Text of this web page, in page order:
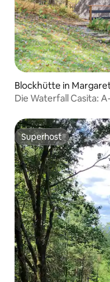
Blockhütte in
Die Waterfall Casita:
Superhost
Superhost